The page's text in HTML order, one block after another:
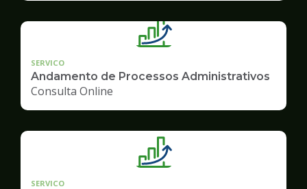
SERVICO
Andamento de Processos Administrativos
Consulta Online
SERVICO